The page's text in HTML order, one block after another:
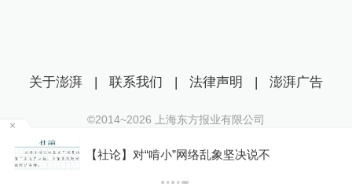
你有权知道更多
关于澎湃 | 联系我们 | 法律声明 | 澎湃广告
©2014~2026 上海东方报业有限公司
互联网新闻信息服务许可证：31120170006
沪公网安备 31010602000299号